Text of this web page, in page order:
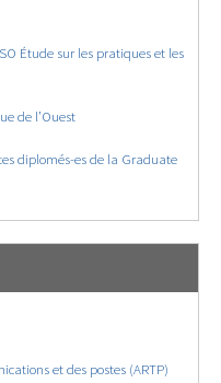
Étude sur les pratiques et les
de l’Ouest
diplomés-es de la Graduate
et des postes (ARTP)